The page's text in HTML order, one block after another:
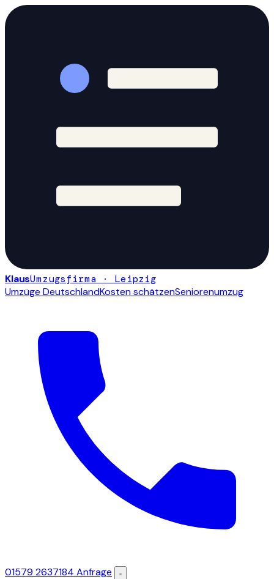
KlausUmzugsfirma · Leipzig
Umzüge DeutschlandKosten schätzenSeniorenumzug
01579 2637184 Anfrage